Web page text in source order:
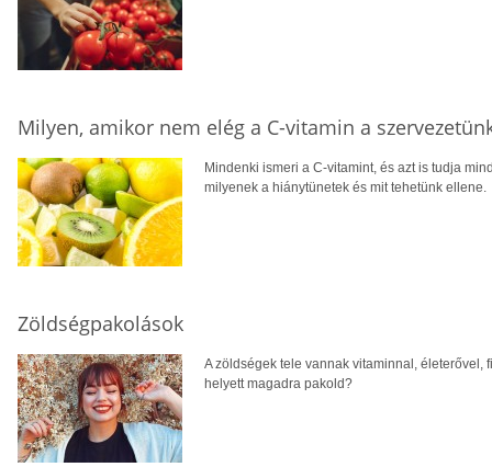
Milyen, amikor nem elég a C-vitamin a
Mindenki ismeri a C-vitamint, és azt is tudja
milyenek a hiánytünetek és mit tehetünk ellene.
Zöldségpakolások
A zöldségek tele vannak vitaminnal, életerővel,
helyett magadra pakold?